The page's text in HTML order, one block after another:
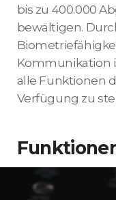
bis zu 400.000
bewältigen.
Kommunikation
alle Funktionen
Verfügung zu